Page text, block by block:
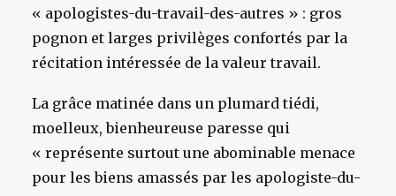
« apologistes-du-travail-des-autres » : gros
pognon et larges privilèges confortés par la
récitation intéressée de la valeur travail.
La grâce matinée dans un plumard tiédi,
moelleux, bienheureuse paresse qui
« représente surtout une abominable menace
pour les biens amassés par les apologiste-du-